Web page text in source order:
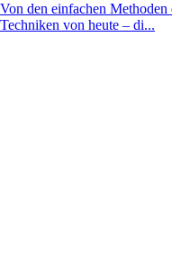
Von den einfachen
Techniken von heute – di...